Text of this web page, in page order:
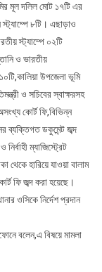
মূল দলিল মোট ১৭টি এর
স্ট্যাম্পে ৮টি। এছাড়াও
স্ট্যাম্পে ০২টি
ও ভারতীয়
উপজেলা ভূমি
ও সচিবের স্বাক্ষরসহ
কোর্ট ফি,বিভিন্ন
ব্যক্তিগত ডকুমেন্ট জব্দ
ম্যাজিস্ট্রেট
থেকে হারিয়ে যাওয়া বালাম
ফি জব্দ করা হয়েছে।
ওসিকে নির্দেশ প্রদান
বলেন,এ বিষয়ে মামলা